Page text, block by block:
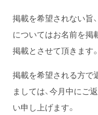
掲載を希望されない旨
についてはお名前を掲
掲載とさせて頂きます。
掲載を希望される方で
ましては、今月中にご
い申し上げます。